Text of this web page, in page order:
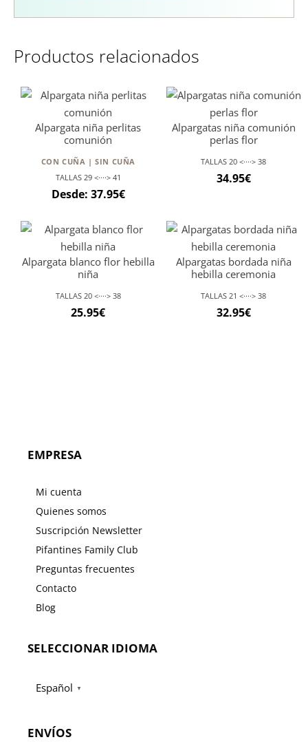
Productos relacionados
Alpargata niña perlitas
comunión
CON CUÑA | SIN CUÑA
TALLAS 29 <····> 41
Desde: 37.95€
Alpargatas niña comunión
perlas flor
TALLAS 20 <····> 38
34.95€
Alpargata blanco flor hebilla
niña
TALLAS 20 <····> 38
25.95€
Alpargatas bordada niña
hebilla ceremonia
TALLAS 21 <····> 38
32.95€
EMPRESA
Mi cuenta
Quienes somos
Suscripción Newsletter
Pifantines Family Club
Preguntas frecuentes
Contacto
Blog
SELECCIONAR IDIOMA
Español ▼
ENVÍOS